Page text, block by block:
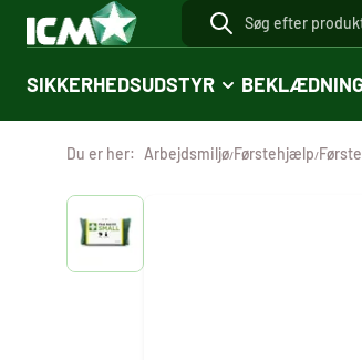
SIKKERHEDSUDSTYR
Du er her: Arbejdsmiljø/Førstehjælp/